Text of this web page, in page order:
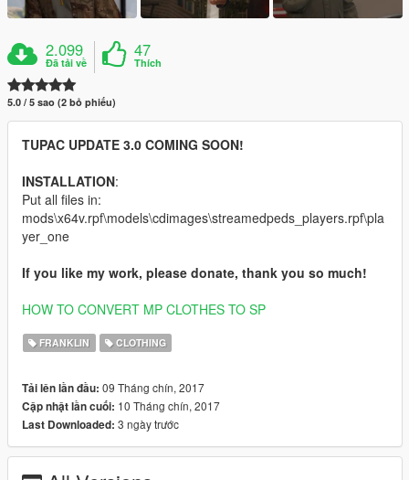
2.099
Đã tải về
47
Thích
5.0 / 5 sao (2 bỏ phiếu)
TUPAC UPDATE 3.0 COMING SOON!
INSTALLATION:
Put all files in:
mods\x64v.rpf\models\cdimages\streamedpeds_players.rpf\pla
yer_one
If you like my work, please donate, thank you so much!
HOW TO CONVERT MP CLOTHES TO SP
FRANKLIN CLOTHING
Tải lên lần đầu: 09 Tháng chín, 2017
Cập nhật lần cuối: 10 Tháng chín, 2017
Last Downloaded: 3 ngày trước